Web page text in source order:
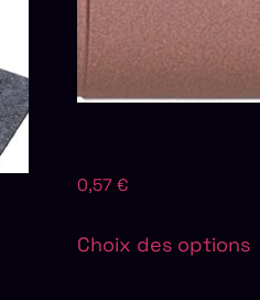
0,57 €
Choix des options